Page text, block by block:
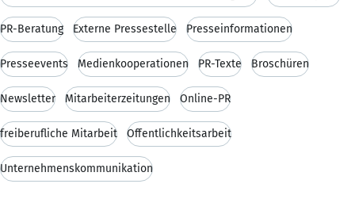
PR-Beratung Externe Pressestelle Presseinformationen
Presseevents Medienkooperationen PR-Texte Broschüren
Newsletter Mitarbeiterzeitungen Online-PR
freiberufliche Mitarbeit Öffentlichkeitsarbeit
Unternehmenskommunikation